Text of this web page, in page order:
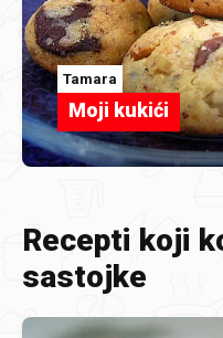
Tamara
Moji kukići
Recepti koji
sastojke